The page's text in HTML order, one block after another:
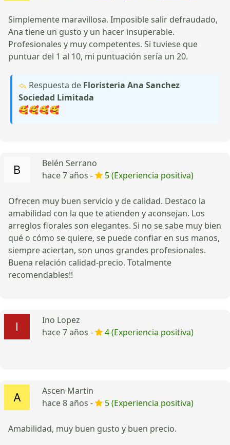
Simplemente maravillosa. Imposible salir defraudado,
Ana tiene un gusto y un hacer insuperable.
Profesionales y muy competentes. Si tuviese que
puntuar del 1 al 10, mi puntuación sería un 20.
Respuesta de Floristeria Ana Sanchez
Sociedad Limitada
🥰🥰🥰🥰
Belén Serrano
hace 7 años -
5 (Experiencia positiva)
Ofrecen muy buen servicio y de calidad. Destaco la
amabilidad con la que te atienden y aconsejan. Los
arreglos florales son elegantes. Si no se sabe muy bien
qué o cómo se quiere, se puede confiar en sus manos,
siempre aciertan, son unos grandes profesionales.
Buena relación calidad-precio. Totalmente
recomendables!!
Ino Lopez
hace 7 años -
4 (Experiencia positiva)
Ascen Martin
hace 8 años -
5 (Experiencia positiva)
Amabilidad, muy buen gusto y buen precio.